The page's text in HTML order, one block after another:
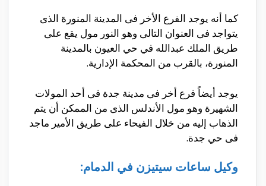
كما أنه يوجد الفرع الأخر فى المدينة المنورة الذى
يتواجد فى العنوان التالى وهو النور مول يقع على
طريق الملك عبدالله في حي العيون بالمدينة
المنورة، بالقرب من المحكمة الإدارية.
يوجد أيضاً فرع أخر فى مدينة جدة فى أحد المولات
الشهيرة وهو مول الأندلس الذى من الممكن أن يتم
الذهاب إليه من خلال الفيحاء على طريق الأمير ماجد
فى حي جدة.
وكيل ساعات سيتيزن في الدمام: